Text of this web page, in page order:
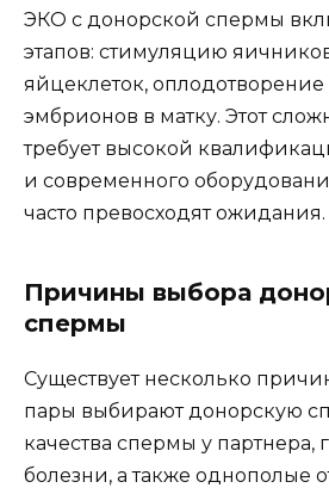
ЭКО с донорской спермы
этапов: стимуляцию
яйцеклеток,
эмбрионов в матку. Этот
требует высокой
и современного
часто превосходят ожидания.
Причины выбора
спермы
Существует несколько
пары выбирают донорскую
качества спермы у партнера,
болезни, а также однополые